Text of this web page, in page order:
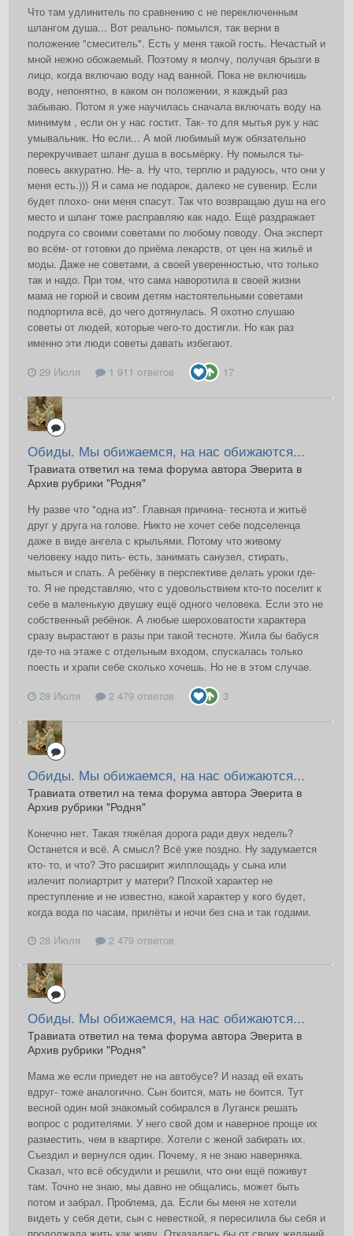
Что там удлинитель по сравнению с не переключенным
шлангом душа... Вот реально- помылся, так верни в
положение "смеситель". Есть у меня такой гость. Нечастый и
мной нежно обожаемый. Поэтому я молчу, получая брызги в
лицо, когда включаю воду над ванной. Пока не включишь
воду, непонятно, в каком он положении, я каждый раз
забываю. Потом я уже научилась сначала включать воду на
минимум , если он у нас гостит. Так- то для мытья рук у нас
умывальник. Но если... А мой любимый муж обязательно
перекручивает шланг душа в восьмёрку. Ну помылся ты-
повесь аккуратно. Не- а. Ну что, терплю и радуюсь, что они у
меня есть.))) Я и сама не подарок, далеко не сувенир. Если
будет плохо- они меня спасут. Так что возвращаю душ на его
место и шланг тоже расправляю как надо. Ещё раздражает
подруга со своими советами по любому поводу. Она эксперт
во всём- от готовки до приёма лекарств, от цен на жильё и
моды. Даже не советами, а своей уверенностью, что только
так и надо. При том, что сама наворотила в своей жизни
мама не горюй и своим детям настоятельными советами
подпортила всё, до чего дотянулась. Я охотно слушаю
советы от людей, которые чего-то достигли. Но как раз
именно эти люди советы давать избегают.
29 Июля
1 911 ответов 17
Обиды. Мы обижаемся, на нас обижаются...
Травиата ответил на тема форума автора Эверита в
Архив рубрики "Родня"
Ну разве что "одна из". Главная причина- теснота и житьё
друг у друга на голове. Никто не хочет себе подселенца
даже в виде ангела с крыльями. Потому что живому
человеку надо пить- есть, занимать санузел, стирать,
мыться и спать. А ребёнку в перспективе делать уроки где-
то. Я не представляю, что с удовольствием кто-то поселит к
себе в маленькую двушку ещё одного человека. Если это не
собственный ребёнок. А любые шероховатости характера
сразу вырастают в разы при такой тесноте. Жила бы бабуся
где-то на этаже с отдельным входом, спускалась только
поесть и храпи себе сколько хочешь. Но не в этом случае.
28 Июля
2 479 ответов 3
Обиды. Мы обижаемся, на нас обижаются...
Травиата ответил на тема форума автора Эверита в
Архив рубрики "Родня"
Конечно нет. Такая тяжёлая дорога ради двух недель?
Останется и всё. А смысл? Всё уже поздно. Ну задумается
кто- то, и что? Это расширит жилплощадь у сына или
излечит полиартрит у матери? Плохой характер не
преступление и не известно, какой характер у кого будет,
когда вода по часам, прилёты и ночи без сна и так годами.
28 Июля
2 479 ответов
Обиды. Мы обижаемся, на нас обижаются...
Травиата ответил на тема форума автора Эверита в
Архив рубрики "Родня"
Мама же если приедет не на автобусе? И назад ей ехать
вдруг- тоже аналогично. Сын боится, мать не боится. Тут
весной один мой знакомый собирался в Луганск решать
вопрос с родителями. У него свой дом и наверное проще их
разместить, чем в квартире. Хотели с женой забирать их.
Съездил и вернулся один. Почему, я не знаю наверняка.
Сказал, что всё обсудили и решили, что они ещё поживут
там. Точно не знаю, мы давно не общались, может быть
потом и забрал. Проблема, да. Если бы меня не хотели
видеть у себя дети, сын с невесткой, я пересилила бы себя и